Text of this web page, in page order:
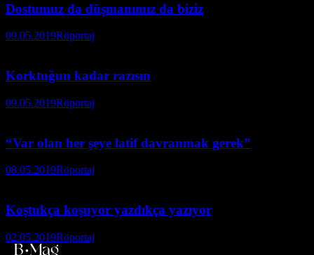
Dostumuz da düşmanımız da biziz
09.05.2019Röportaj
Korktuğun kadar razısın
09.05.2019Röportaj
“Var olan her şeye latif davranmak gerek”
08.05.2019Röportaj
Koştukça koşuyor yazdıkça yazıyor
02.05.2019Röportaj